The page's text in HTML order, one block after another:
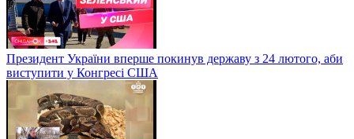
Президент України вперше покинув державу з 24 лютого, аби
виступити у Конгресі США